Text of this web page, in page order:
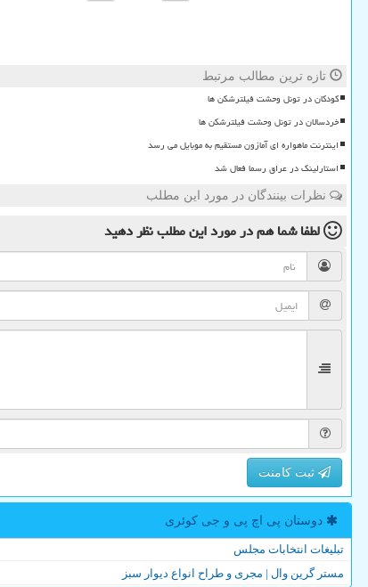
تازه ترین مطالب مرتبط
کودکان در تونل وحشت فیلترشکن ها
خردسالان در تونل وحشت فیلترشکن ها
اینترنت ماهواره ای آمازون مستقیم به موبایل می رسد
استارلینک در عراق رسما فعال شد
نظرات بینندگان در مورد این مطلب
لطفا شما همدر مورد این مطلبنظر دهید
ثبت کامنت
دوستان پی اچ پی و جی كوئری
تبلیغات انتخابات مجلس
مستر گرین وال | مجری و طراح انواع دیوار سبز